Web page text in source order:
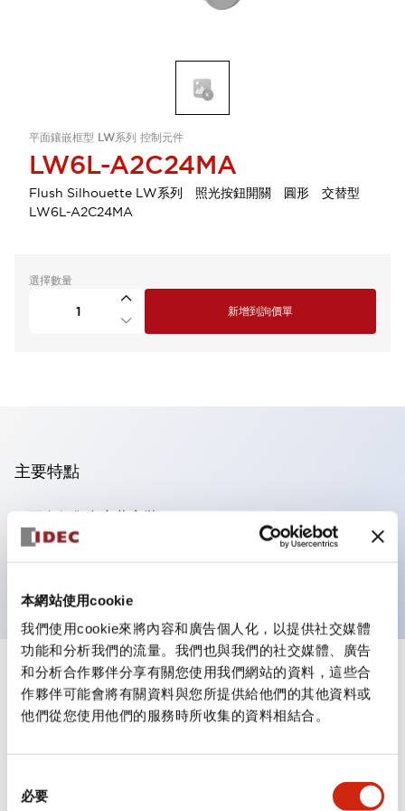
本網站使用cookie
我們使用cookie來將內容和廣告個人化，以提供社交媒體
功能和分析我們的流量。我們也與我們的社交媒體、廣告
和分析合作夥伴分享有關您使用我們網站的資料，這些合
作夥伴可能會將有關資料與您所提供給他們的其他資料或
他們從您使用他們的服務時所收集的資料相結合。
必要
平面鑲嵌框型 LW系列 控制元件
LW6L-A2C24MA
Flush Silhouette LW系列 照光按鈕開關 圓形 交替型
LW6L-A2C24MA
選擇數量
新增到詢價單
主要特點
可進行集合密著安裝
附鎖選擇開關採用高安全性的彈子鎖結構
規格 顯示全部
審美規範